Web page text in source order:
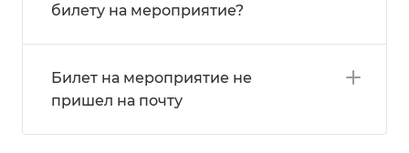
билету на мероприятие?
Билет на мероприятие не
пришел на почту